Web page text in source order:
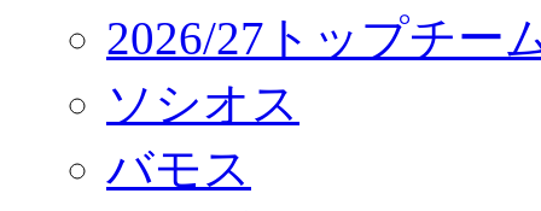
2026/27トップチー
ソシオス
バモス